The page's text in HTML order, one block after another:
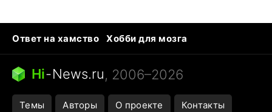
Ответ на хамство
Хобби для мозга
Бензин 100 и 95
Тунцы в океанариуме
Следующая пандемия
Hi-News.ru, 2006–2026
Темы Авторы О проекте Контакты